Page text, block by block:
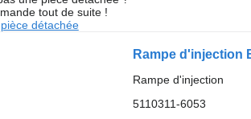
tout de suite !
détachée
Rampe d'injection
Rampe d'injection
5110311-6053